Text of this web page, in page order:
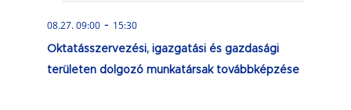
08.27. 09:00 - 15:30
Oktatásszervezési, igazgatási és gazdasági
területen dolgozó munkatársak továbbképzése